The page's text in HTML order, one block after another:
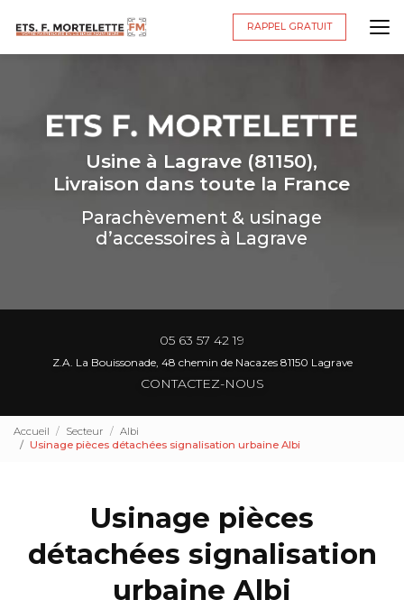
principal
RAPPEL GRATUIT
Usine à Lagrave (81150),
Livraison dans toute la France
Parachèvement & usinage
d’accessoires à Lagrave
05 63 57 42 19
Z.A. La Bouissonade, 48 chemin de Nacazes 81150 Lagrave
CONTACTEZ-NOUS
Accueil Secteur
Albi
Usinage pièces détachées signalisation urbaine Albi
Usinage pièces
détachées signalisation
urbaine Albi